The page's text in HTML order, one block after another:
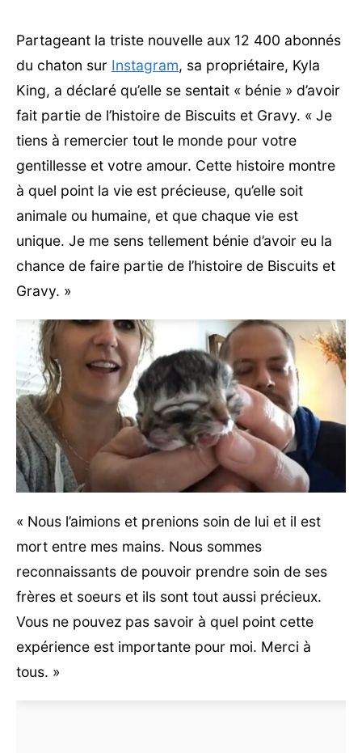
Partageant la triste nouvelle aux 12 400 abonnés
du chaton sur Instagram, sa propriétaire, Kyla
King, a déclaré qu’elle se sentait « bénie » d’avoir
fait partie de l’histoire de Biscuits et Gravy. « Je
tiens à remercier tout le monde pour votre
gentillesse et votre amour. Cette histoire montre
à quel point la vie est précieuse, qu’elle soit
animale ou humaine, et que chaque vie est
unique. Je me sens tellement bénie d’avoir eu la
chance de faire partie de l’histoire de Biscuits et
Gravy. »
« Nous l’aimions et prenions soin de lui et il est
mort entre mes mains. Nous sommes
reconnaissants de pouvoir prendre soin de ses
frères et soeurs et ils sont tout aussi précieux.
Vous ne pouvez pas savoir à quel point cette
expérience est importante pour moi. Merci à
tous. »